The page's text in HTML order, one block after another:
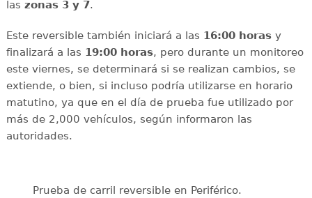
las zonas 3 y 7.
Este reversible también iniciará a las 16:00 horasy
finalizará a las 19:00 horas, pero durante un monitoreo
este viernes, se determinará si se realizan cambios, se
extiende, o bien, si incluso podría utilizarse en horario
matutino, ya que en el día de prueba fue utilizado por
más de 2,000 vehículos, según informaron las
autoridades.
Prueba de carril reversible en Periférico.